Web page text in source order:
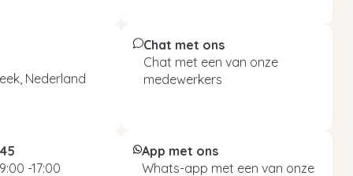
Nederland
Chat met ons
Chat met een van onze
medewerkers
-17:00
App met ons
Whats-app met een van onze